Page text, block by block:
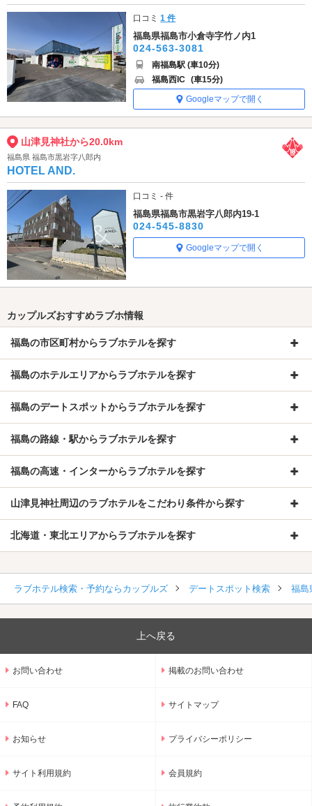
口コミ1 件
福島県福島市小倉寺字竹ノ内1
024-563-3081
南福島駅 (車10分)
福島西IC (車15分)
Googleマップで開く
山津見神社から20.0km
福島県 福島市黒岩字八郎内
HOTEL AND.
口コミ - 件
福島県福島市黒岩字八郎内19-1
024-545-8830
Googleマップで開く
カップルズおすすめラブホ情報
福島の市区町村からラブホテルを探す
福島のホテルエリアからラブホテルを探す
福島のデートスポットからラブホテルを探す
福島の路線・駅からラブホテルを探す
福島の高速・インターからラブホテルを探す
山津見神社周辺のラブホテルをこだわり条件から探す
北海道・東北エリアからラブホテルを探す
ラブホテル検索・予約ならカップルズ デートスポット検索 福島
上へ戻る
お問い合わせ 掲載のお問い合わせ
FAQ サイトマップ
お知らせ プライバシーポリシー
サイト利用規約 会員規約